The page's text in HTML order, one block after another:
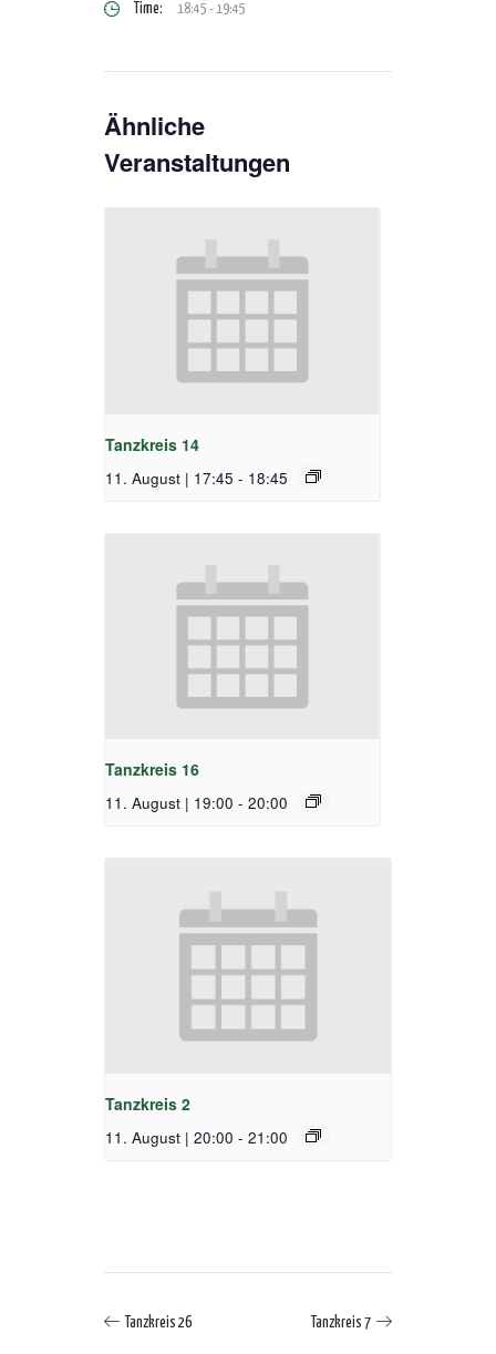
Time: 18:45 - 19:45
Ähnliche
Veranstaltungen
Tanzkreis 14
11. August | 17:45 - 18:45
Tanzkreis 16
11. August | 19:00 - 20:00
Tanzkreis 2
11. August | 20:00 - 21:00
Tanzkreis 26 Tanzkreis 7